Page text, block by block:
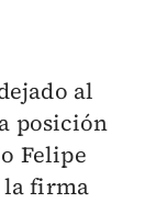
al
posición
Felipe
la firma